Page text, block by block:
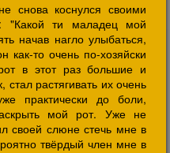
снова коснулся своими
"Какой ти маладец мой
начав нагло улыбаться,
как-то очень по-хозяйски
в этот раз большие и
растягивать их очень
практически до боли,
мой рот. Уже не
своей слюне стечь мне в
твёрдый член мне в